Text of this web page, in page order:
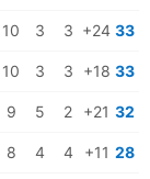
10 3 3 +24 33
10 3 3 +18 33
9 5 2 +21 32
8 4 4 +11 28